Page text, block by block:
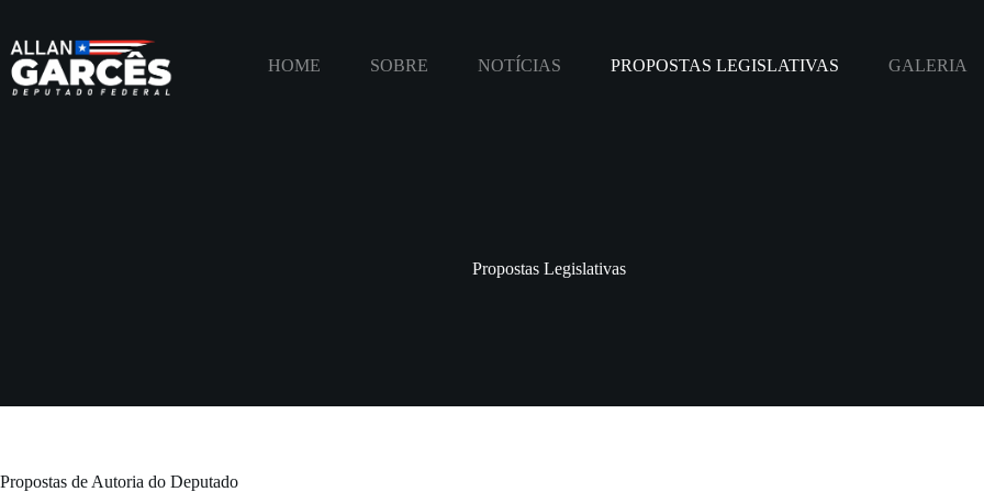
HOME SOBRE NOTÍCIAS PROPOSTAS LEGISLATIVAS GALERIA
Propostas Legislativas
Propostas de Autoria do Deputado